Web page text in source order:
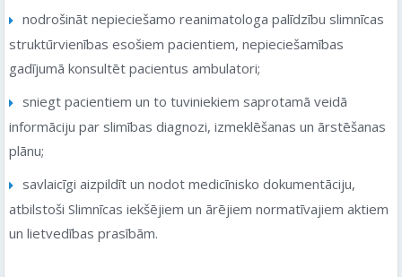
nodrošināt nepieciešamo reanimatologa palīdzību slimnīcas
struktūrvienības esošiem pacientiem, nepieciešamības
gadījumā konsultēt pacientus ambulatori;
sniegt pacientiem un to tuviniekiem saprotamā veidā
informāciju par slimības diagnozi, izmeklēšanas un ārstēšanas
plānu;
savlaicīgi aizpildīt un nodot medicīnisko dokumentāciju,
atbilstoši Slimnīcas iekšējiem un ārējiem normatīvajiem aktiem
un lietvedības prasībām.